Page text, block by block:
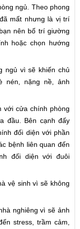
ngủ. Theo phong
mất nhưng là vị trí
nên bố trí giường
hoặc chọn hướng
ngủ vì sẽ khiến chủ
nén, nặng nề, ảnh
với cửa chính phòng
đầu. Bên cạnh đấy
đối diện với phần
bệnh liên quan đến
đối diện với đuôi
vệ sinh vì sẽ không
nghiêng vì sẽ ảnh
stress, trầm cảm,